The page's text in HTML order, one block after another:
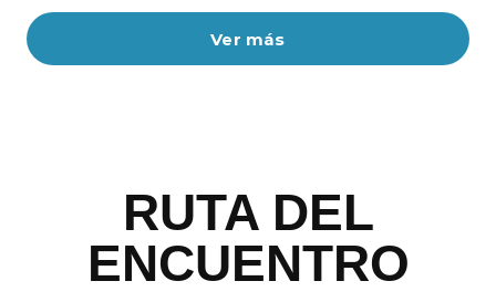
Ver más
RUTA DEL
ENCUENTRO